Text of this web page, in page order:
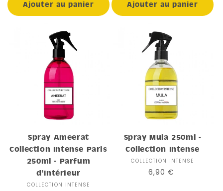
Ajouter au panier Ajouter au panier
Spray Ameerat
Collection Intense Paris
250ml - Parfum
d'Intérieur
Distributeur :
COLLECTION INTENSE
Spray Mula 250ml -
Collection Intense
Distributeur :
COLLECTION INTENSE
Prix
6,90 €